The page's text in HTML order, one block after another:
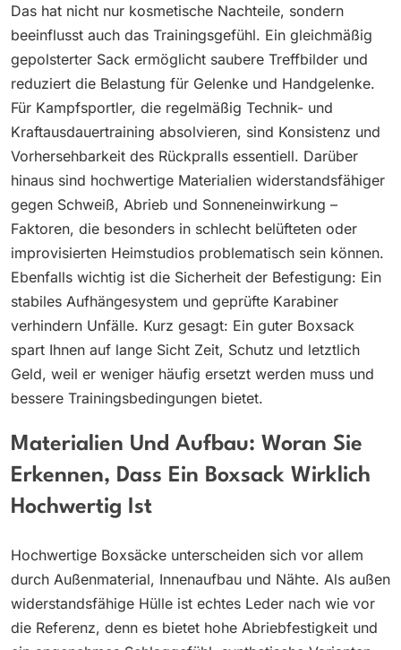
Das hat nicht nur kosmetische Nachteile, sondern
beeinflusst auch das Trainingsgefühl. Ein gleichmäßig
gepolsterter Sack ermöglicht saubere Treffbilder und
reduziert die Belastung für Gelenke und Handgelenke.
Für Kampfsportler, die regelmäßig Technik- und
Kraftausdauertraining absolvieren, sind Konsistenz und
Vorhersehbarkeit des Rückpralls essentiell. Darüber
hinaus sind hochwertige Materialien widerstandsfähiger
gegen Schweiß, Abrieb und Sonneneinwirkung –
Faktoren, die besonders in schlecht belüfteten oder
improvisierten Heimstudios problematisch sein können.
Ebenfalls wichtig ist die Sicherheit der Befestigung: Ein
stabiles Aufhängesystem und geprüfte Karabiner
verhindern Unfälle. Kurz gesagt: Ein guter Boxsack
spart Ihnen auf lange Sicht Zeit, Schutz und letztlich
Geld, weil er weniger häufig ersetzt werden muss und
bessere Trainingsbedingungen bietet.
Materialien Und Aufbau: Woran Sie
Erkennen, Dass Ein Boxsack Wirklich
Hochwertig Ist
Hochwertige Boxsäcke unterscheiden sich vor allem
durch Außenmaterial, Innenaufbau und Nähte. Als außen
widerstandsfähige Hülle ist echtes Leder nach wie vor
die Referenz, denn es bietet hohe Abriebfestigkeit und